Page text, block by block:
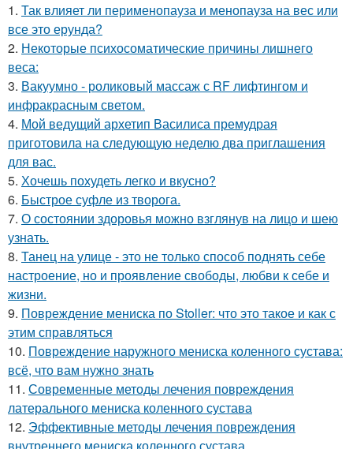
1. Так влияет ли перименопауза и менопауза на вес или
все это ерунда?
2. Некоторые психосоматические причины лишнего
веса:
3. Вакуумно - роликовый массаж с RF лифтингом и
инфракрасным светом.
4. Мой ведущий архетип Василиса премудрая
приготовила на следующую неделю два приглашения
для вас.
5. Хочешь похудеть легко и вкусно?
6. Быстрое суфле из творога.
7. О состоянии здоровья можно взглянув на лицо и шею
узнать.
8. Танец на улице - это не только способ поднять себе
настроение, но и проявление свободы, любви к себе и
жизни.
9. Повреждение мениска по Stoller: что это такое и как с
этим справляться
10. Повреждение наружного мениска коленного сустава:
всё, что вам нужно знать
11. Современные методы лечения повреждения
латерального мениска коленного сустава
12. Эффективные методы лечения повреждения